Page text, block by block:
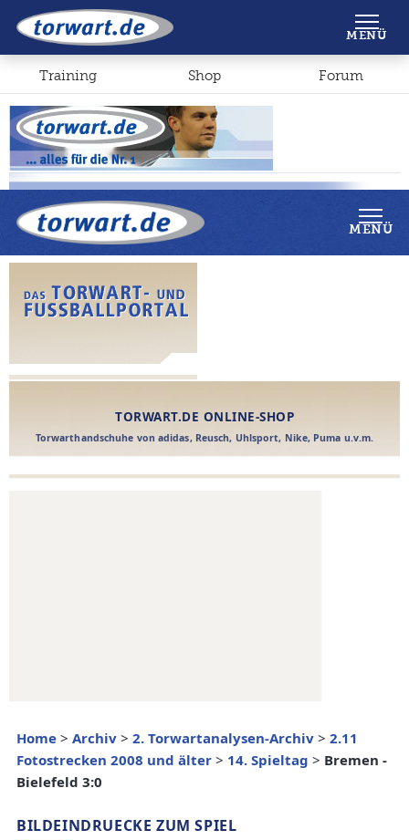
Shop Forum
MENÜ
Home > Archiv > 2. Torwartanalysen-Archiv > 2.11
Fotostrecken 2008 und älter > 14. Spieltag > Bremen -
Bielefeld 3:0
BILDEINDRUECKE ZUM SPIEL